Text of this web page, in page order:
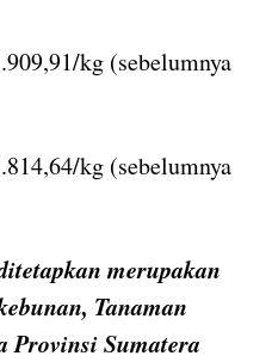
kg (sebelumnya
kg (sebelumnya
merupakan
Tanaman
Provinsi Sumatera